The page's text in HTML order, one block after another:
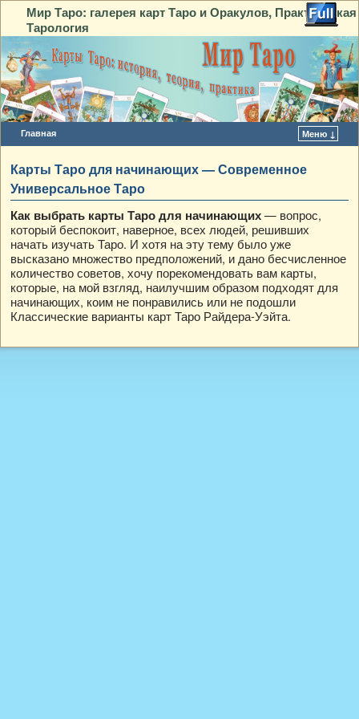
Мир Таро: галерея карт Таро и Оракулов, Практическая
Тарология
Главная Меню ↓
Карты Таро для начинающих — Современное
Универсальное Таро
Как выбрать карты Таро для начинающих — вопрос,
который беспокоит, наверное, всех людей, решивших
начать изучать Таро. И хотя на эту тему было уже
высказано множество предположений, и дано бесчисленное
количество советов, хочу порекомендовать вам карты,
которые, на мой взгляд, наилучшим образом подходят для
начинающих, коим не понравились или не подошли
Классические варианты карт Таро Райдера-Уэйта.